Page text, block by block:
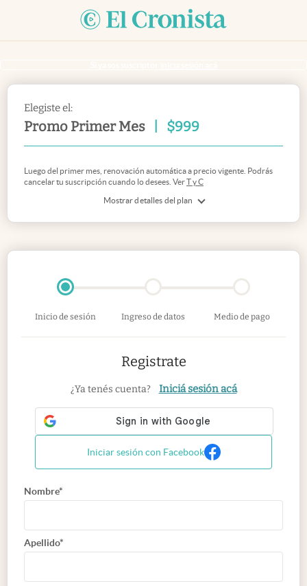
Elegiste el:
Promo Primer Mes $999
Mostrar detalles del plan
Luego del primer mes, renovación automática a precio vigente. Podrás
cancelar tu suscripción cuando lo desees. VerT y C
Inicio de sesión Ingreso de datos Medio de pago
Registrate
¿Ya tenés cuenta? Iniciá sesión acá
Iniciar sesión con Facebook
Nombre*
Apellido*